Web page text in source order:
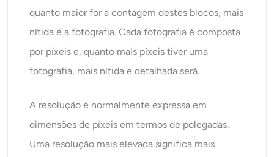
quanto maior for a contagem destes blocos, mais
nítida é a fotografia. Cada fotografia é composta
por píxeis e, quanto mais píxeis tiver uma
fotografia, mais nítida e detalhada será.
A resolução é normalmente expressa em
dimensões de píxeis em termos de polegadas.
Uma resolução mais elevada significa mais